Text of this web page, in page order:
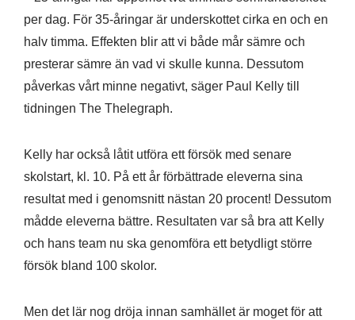
per dag. För 35-åringar är underskottet cirka en och en
halv timma. Effekten blir att vi både mår sämre och
presterar sämre än vad vi skulle kunna. Dessutom
påverkas vårt minne negativt, säger Paul Kelly till
tidningen The Thelegraph.
Kelly har också låtit utföra ett försök med senare
skolstart, kl. 10. På ett år förbättrade eleverna sina
resultat med i genomsnitt nästan 20 procent! Dessutom
mådde eleverna bättre. Resultaten var så bra att Kelly
och hans team nu ska genomföra ett betydligt större
försök bland 100 skolor.
Men det lär nog dröja innan samhället är moget för att